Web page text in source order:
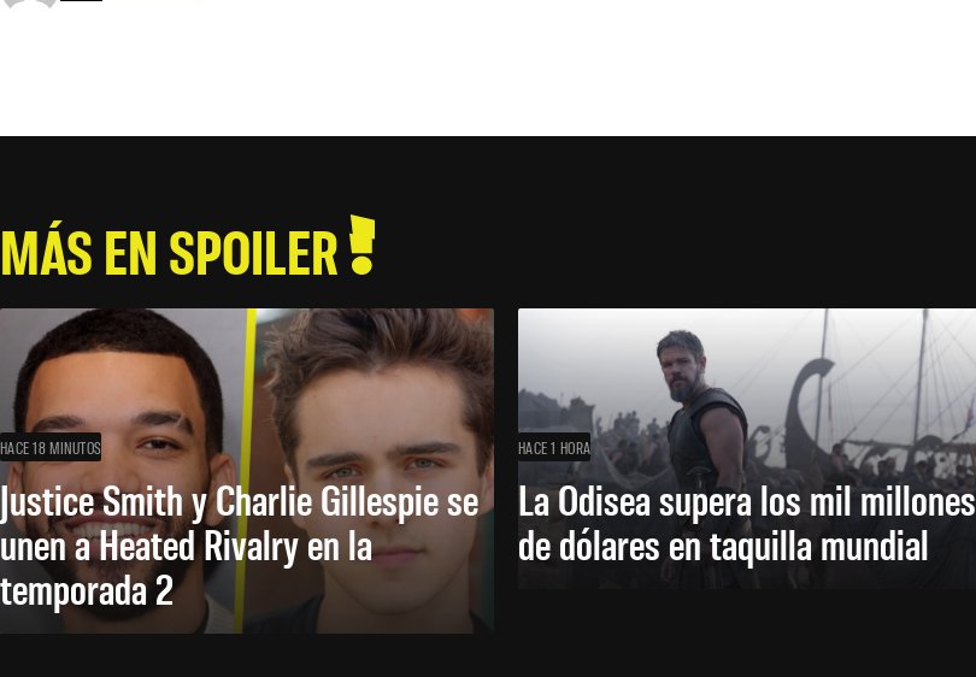
MÁS EN SPOILER
HACE 18 MINUTOS
Justice Smith y Charlie Gillespie se
unen a Heated Rivalry en la
temporada 2
HACE 1 HORA
La Odisea supera los mil millones
de dólares en taquilla mundial